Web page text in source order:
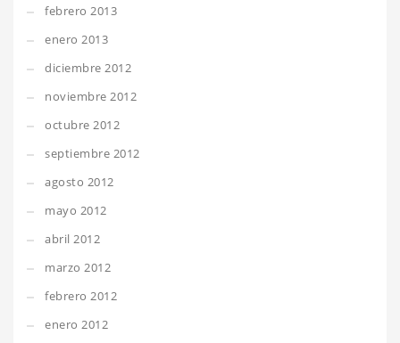
febrero 2013
enero 2013
diciembre 2012
noviembre 2012
octubre 2012
septiembre 2012
agosto 2012
mayo 2012
abril 2012
marzo 2012
febrero 2012
enero 2012